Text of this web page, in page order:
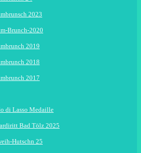
2023
Brunch-2020
2019
2018
2017
di Lasso Medaille
Bad Tölz 2025
Hutschn 25